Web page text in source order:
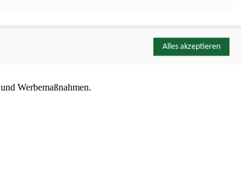
Werbemaßnahmen.
Alles akzeptieren